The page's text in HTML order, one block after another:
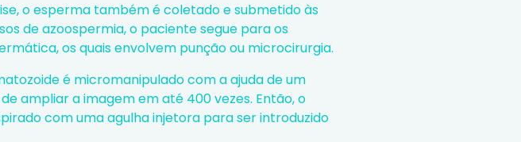
o esperma também é coletado e submetido às
deazoospermia, o paciente segue para os
os quais envolvem punção ou microcirurgia.
é micromanipulado com a ajuda de um
ampliar a imagem em até 400 vezes. Então, o
com uma agulha injetora para ser introduzido